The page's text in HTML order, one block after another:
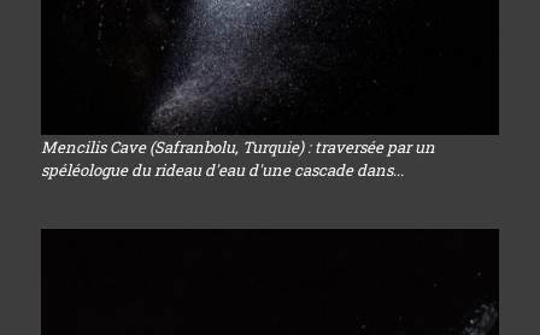
Mencilis Cave (Safranbolu, Turquie) : traversée par un
spéléologue du rideau d'eau d'une cascade dans...